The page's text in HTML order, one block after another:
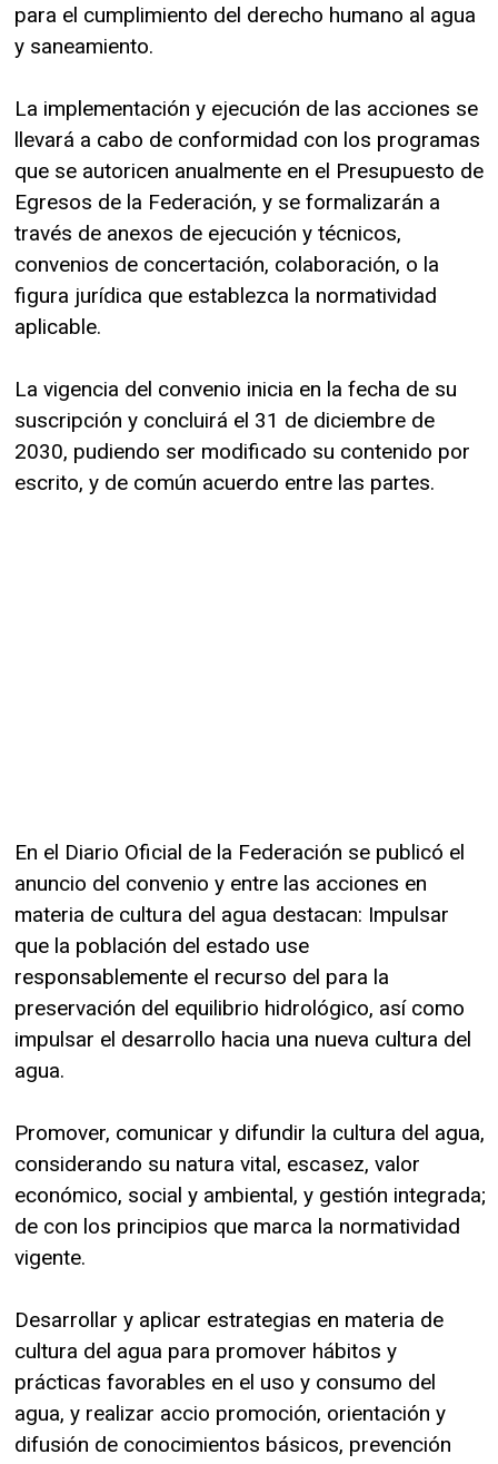
para el cumplimiento del derecho humano al agua
y saneamiento.
La implementación y ejecución de las acciones se
llevará a cabo de conformidad con los programas
que se autoricen anualmente en el Presupuesto de
Egresos de la Federación, y se formalizarán a
través de anexos de ejecución y técnicos,
convenios de concertación, colaboración, o la
figura jurídica que establezca la normatividad
aplicable.
La vigencia del convenio inicia en la fecha de su
suscripción y concluirá el 31 de diciembre de
2030, pudiendo ser modificado su contenido por
escrito, y de común acuerdo entre las partes.
En el Diario Oficial de la Federación se publicó el
anuncio del convenio y entre las acciones en
materia de cultura del agua destacan: Impulsar
que la población del estado use
responsablemente el recurso del para la
preservación del equilibrio hidrológico, así como
impulsar el desarrollo hacia una nueva cultura del
agua.
Promover, comunicar y difundir la cultura del agua,
considerando su natura vital, escasez, valor
económico, social y ambiental, y gestión integrada;
de con los principios que marca la normatividad
vigente.
Desarrollar y aplicar estrategias en materia de
cultura del agua para promover hábitos y
prácticas favorables en el uso y consumo del
agua, y realizar accio promoción, orientación y
difusión de conocimientos básicos, prevención